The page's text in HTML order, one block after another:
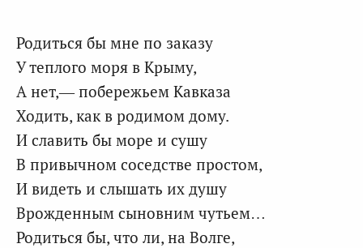
Родиться бы мне по заказу
У теплого моря в Крыму,
А нет,— побережьем Кавказа
Ходить, как в родимом дому.
И славить бы море и сушу
В привычном соседстве простом,
И видеть и слышать их душу
Врожденным сыновним чутьем…
Родиться бы, что ли, на Волге,